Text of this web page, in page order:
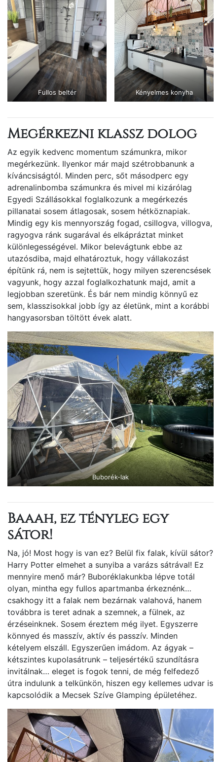
Fullos beltér Kényelmes konyha
Megérkezni klassz dolog
Az egyik kedvenc momentum számunkra, mikor
megérkezünk. Ilyenkor már majd szétrobbanunk a
kíváncsiságtól. Minden perc, sőt másodperc egy
adrenalinbomba számunkra és mivel mi kizárólag
Egyedi Szállásokkal foglalkozunk a megérkezés
pillanatai sosem átlagosak, sosem hétköznapiak.
Mindig egy kis mennyország fogad, csillogva, villogva,
ragyogva ránk sugarával és elkápráztat minket
különlegességével. Mikor belevágtunk ebbe az
utazósdiba, majd elhatároztuk, hogy vállakozást
építünk rá, nem is sejtettük, hogy milyen szerencsések
vagyunk, hogy azzal foglalkozhatunk majd, amit a
legjobban szeretünk. És bár nem mindig könnyű ez
sem, klasszisokkal jobb így az életünk, mint a korábbi
hangyasorsban töltött évek alatt.
Buborék-lak
Baaah, ez tényleg egy
sátor!
Na, jó! Most hogy is van ez? Belül fix falak, kívül sátor?
Harry Potter elmehet a sunyiba a varázs sátrával! Ez
mennyire menő már? Buboréklakunkba lépve totál
olyan, mintha egy fullos apartmanba érkeznénk…
csakhogy itt a falak nem bezárnak valahová, hanem
továbbra is teret adnak a szemnek, a fülnek, az
érzéseinknek. Sosem éreztem még ilyet. Egyszerre
könnyed és masszív, aktív és passzív. Minden
kételyem elszáll. Egyszerűen imádom. Az ágyak –
kétszintes kupolasátrunk – teljesértékű szundításra
invitálnak… eleget is fogok tenni, de még felfedező
útra indulunk a telkünkön, hiszen egy kellemes udvar is
kapcsolódik a Mecsek Szíve Glamping épületéhez.